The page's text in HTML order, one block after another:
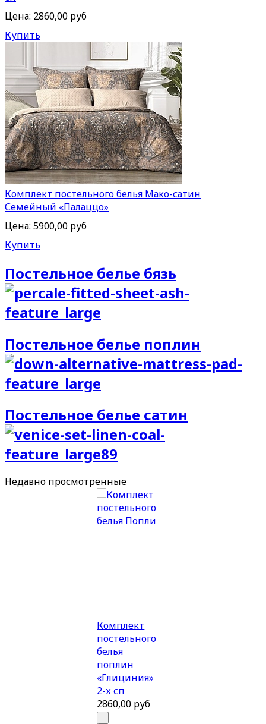
Цена: 2860,00 руб
Купить
Комплект постельного белья Мако-сатин
Семейный «Палаццо»
Цена: 5900,00 руб
Купить
Постельное белье бязь
Постельное белье поплин
Постельное белье сатин
Недавно просмотренные
Комплект
постельного
белья
поплин
«Глициния»
2-х сп
2860,00 руб